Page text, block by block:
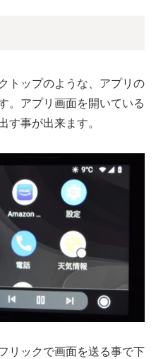
トップのような、アプリの
。アプリ画面を開いている
事が出来ます。
リックで画面を送る事で下